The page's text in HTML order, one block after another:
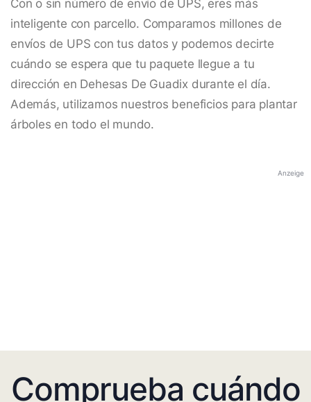
Con o sin número de envío de UPS, eres más
inteligente con parcello. Comparamos millones de
envíos de UPS con tus datos y podemos decirte
cuándo se espera que tu paquete llegue a tu
dirección en Dehesas De Guadix durante el día.
Además, utilizamos nuestros beneficios para plantar
árboles en todo el mundo.
Anzeige
Comprueba cuándo